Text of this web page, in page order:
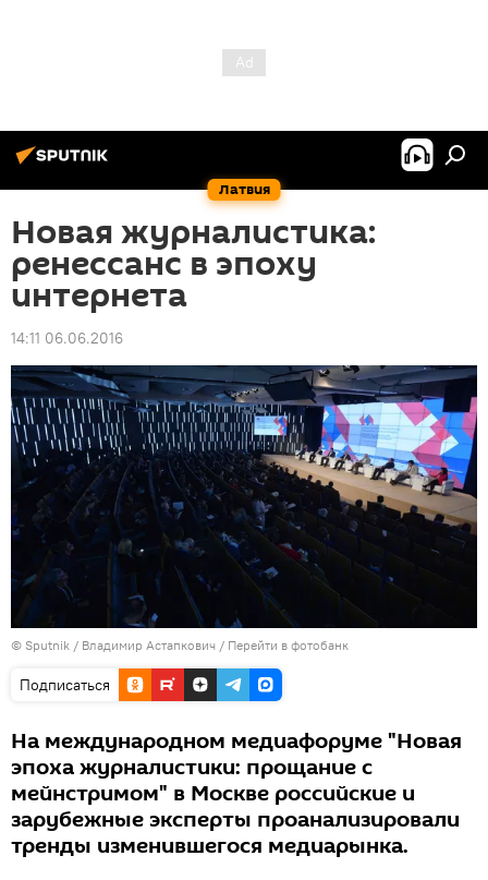
Латвия
Новая журналистика:
ренессанс в эпоху
интернета
14:11 06.06.2016
© Sputnik / Владимир Астапкович / Перейти в фотобанк
Подписаться
На международном медиафоруме "Новая
эпоха журналистики: прощание с
мейнстримом" в Москве российские и
зарубежные эксперты проанализировали
тренды изменившегося медиарынка.